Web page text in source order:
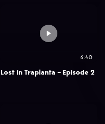
6:40
Lost in Traplanta – Episode 2